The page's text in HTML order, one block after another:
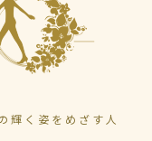
輝く姿をめざす人